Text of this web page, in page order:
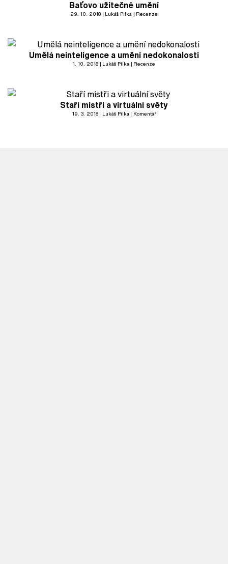
Baťovo užitečné umění
29. 10. 2018 Lukáš Pilka Recenze
Umělá neinteligence a umění nedokonalosti
1. 10. 2018 Lukáš Pilka Recenze
Staří mistři a virtuální světy
19. 3. 2018 Lukáš Pilka Komentář